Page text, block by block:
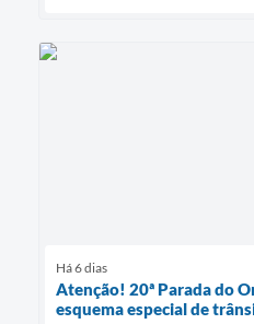
Há 6 dias
Atenção! 20ª Parada do
esquema especial de